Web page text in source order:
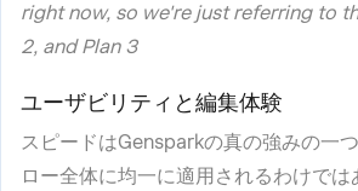
right now, so we're just referring to
2, and Plan 3
ユーザビリティと編集体験
スピードはGensparkの真の強みの一
ロー全体に均一に適用されるわけで